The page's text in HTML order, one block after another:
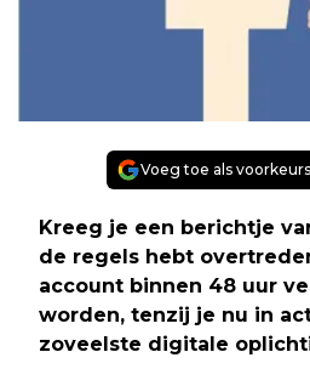
Voeg toe als
Kreeg je een berichtje
de regels hebt
account binnen 48 uur
worden, tenzij je nu in
zoveelste digitale